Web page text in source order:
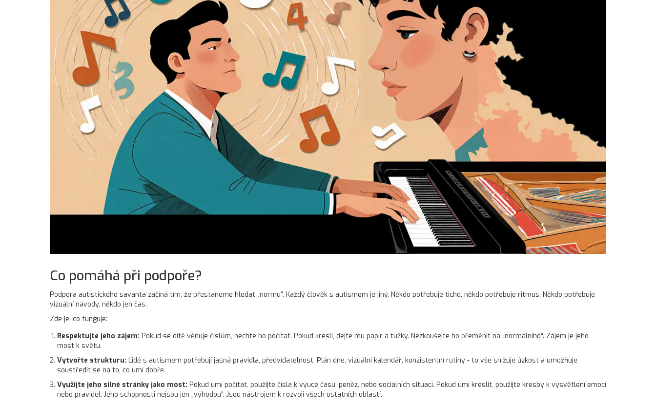
Co pomáhá při podpoře?
Podpora autistického savanta začíná tím, že přestaneme hledat „normu“. Každý člověk s autismem je jiný. Někdo potřebuje ticho, někdo potřebuje ritmus. Někdo potřebuje
vizuální návody, někdo jen čas.
Zde je, co funguje:
Respektujte jeho zájem: Pokud se dítě věnuje číslům, nechte ho počítat. Pokud kreslí, dejte mu papír a tužky. Nezkoušejte ho přeměnit na „normálního“. Zájem je jeho
most k světu.
Vytvořte strukturu: Lidé s autismem potřebují jasná pravidla, předvídatelnost. Plán dne, vizuální kalendář, konzistentní rutiny - to vše snižuje úzkost a umožňuje
soustředit se na to, co umí dobře.
Využijte jeho silné stránky jako most: Pokud umí počítat, použijte čísla k výuce času, peněz, nebo sociálních situací. Pokud umí kreslit, použijte kresby k vysvětlení emocí
nebo pravidel. Jeho schopnosti nejsou jen „výhodou“. Jsou nástrojem k rozvoji všech ostatních oblastí.